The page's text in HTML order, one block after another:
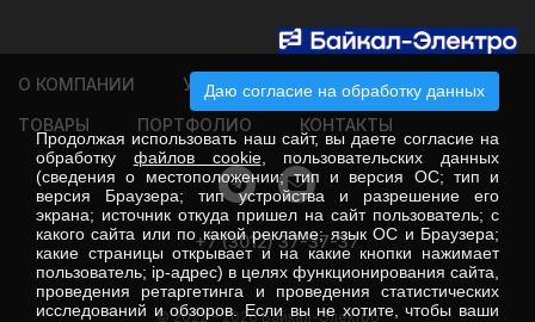
О КОМПАНИИ УСЛУГИ
КЛИЕНТАМ
ТОВАРЫ
ПОРТФОЛИО КОНТАКТЫ
+7 (3012) 37-37-37
© 2022 - 2026 Байкал-Электро
Даю согласие на обработку данных
Продолжая использовать наш сайт, вы даете согласие на
обработку файлов cookie, пользовательских данных
(сведения о местоположении; тип и версия ОС; тип и
версия Браузера; тип устройства и разрешение его
экрана; источник откуда пришел на сайт пользователь; с
какого сайта или по какой рекламе; язык ОС и Браузера;
какие страницы открывает и на какие кнопки нажимает
пользователь; ip-адрес) в целях функционирования сайта,
проведения ретаргетинга и проведения статистических
исследований и обзоров. Если вы не хотите, чтобы ваши